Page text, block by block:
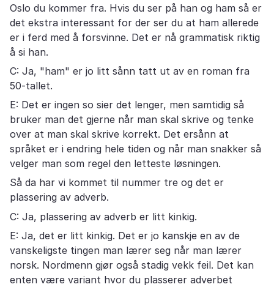
Oslo du kommer fra. Hvis du ser på han og ham så er
det ekstra interessant for der ser du at ham allerede
er i ferd med å forsvinne. Det er nå grammatisk riktig
å si han.
C: Ja, "ham" er jo litt sånn tatt ut av en roman fra
50-tallet.
E: Det er ingen so sier det lenger, men samtidig så
bruker man det gjerne når man skal skrive og tenke
over at man skal skrive korrekt. Det ersånn at
språket er i endring hele tiden og når man snakker så
velger man som regel den letteste løsningen.
Så da har vi kommet til nummer tre og det er
plassering av adverb.
C: Ja, plassering av adverb er litt kinkig.
E: Ja, det er litt kinkig. Det er jo kanskje en av de
vanskeligste tingen man lærer seg når man lærer
norsk. Nordmenn gjør også stadig vekk feil. Det kan
enten være variant hvor du plasserer adverbet